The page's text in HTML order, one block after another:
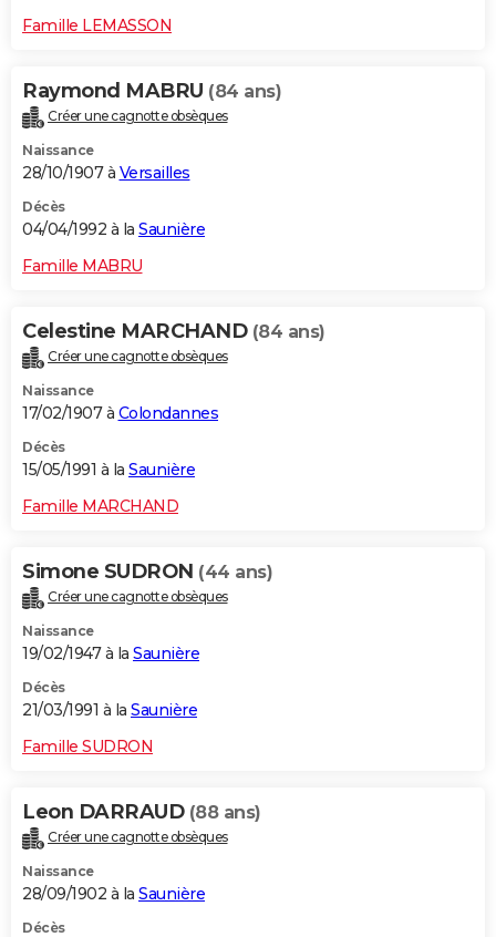
Famille LEMASSON
Raymond MABRU (84 ans)
Créer une cagnotte obsèques
Naissance
28/10/1907 à Versailles
Décès
04/04/1992 à la Saunière
Famille MABRU
Celestine MARCHAND (84 ans)
Créer une cagnotte obsèques
Naissance
17/02/1907 à Colondannes
Décès
15/05/1991 à la Saunière
Famille MARCHAND
Simone SUDRON (44 ans)
Créer une cagnotte obsèques
Naissance
19/02/1947 à la Saunière
Décès
21/03/1991 à la Saunière
Famille SUDRON
Leon DARRAUD (88 ans)
Créer une cagnotte obsèques
Naissance
28/09/1902 à la Saunière
Décès